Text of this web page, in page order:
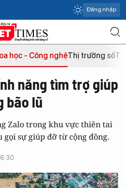
Đăng nhập
học - Công nghệThị trường số
năng tìm trợ giúp
bão lũ
Zalo trong khu vực thiên tai
gọi sự giúp đỡ từ cộng đồng.